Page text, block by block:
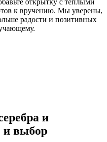
к вручению. Мы уверены,
радости и позитивных
и
и выбор